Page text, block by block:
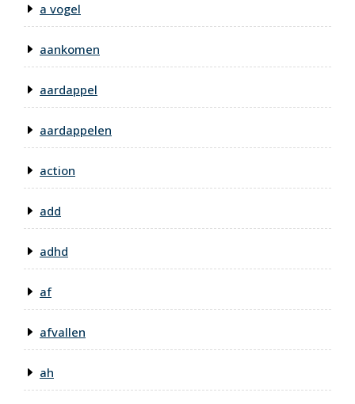
a vogel
aankomen
aardappel
aardappelen
action
add
adhd
af
afvallen
ah